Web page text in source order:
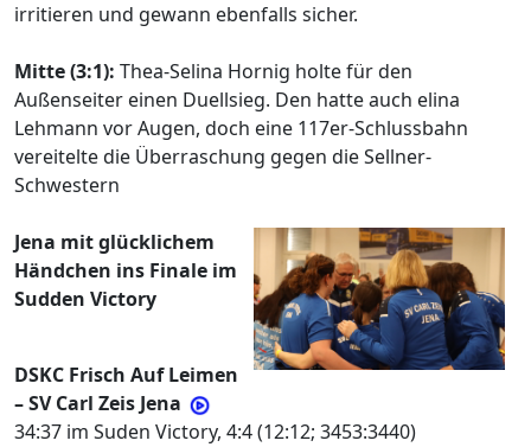
irritieren und gewann ebenfalls sicher.
Mitte (3:1): Thea-Selina Hornig holte für den
Außenseiter einen Duellsieg. Den hatte auch elina
Lehmann vor Augen, doch eine 117er-Schlussbahn
vereitelte die Überraschung gegen die Sellner-
Schwestern
Jena mit glücklichem
Händchen ins Finale im
Sudden Victory
DSKC Frisch Auf Leimen
– SV Carl Zeis Jena
34:37 im Suden Victory, 4:4 (12:12; 3453:3440)